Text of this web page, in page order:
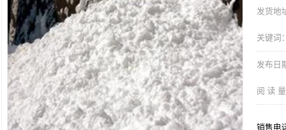
发货地
关键词：
发布日
阅 读 量
销售电